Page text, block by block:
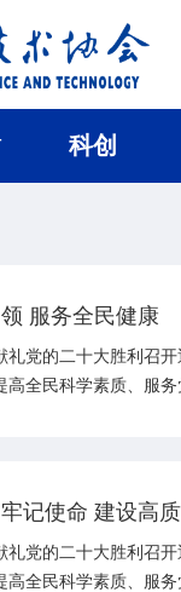
科创
服务全民健康
礼党的二十大胜利召
高全民科学素质、服
记使命 建设高
礼党的二十大胜利召
高全民科学素质、服